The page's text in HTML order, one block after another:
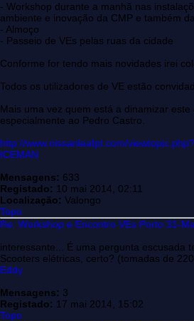
- Workshop durante a manhã nas
ambiente e inovação da CMP e também
- Almoço
- Passeio de VEs pelas ruas da cidade
Conforme for tendo mais novidades irei
Todos os utilizadores de VE estão
Mais uma vez quem está a dinamizar
especialmente ao Pedro Castro.
http://www.nissanleafpt.com/
ICEMAN
Mensagens: 633
Registado: 10 mai 2014, 02:11
Localização: Valongo
Topo
Re: Workshop e Encontro VEs Porto 31-
interessante... É uma pergunta escusada
Scooters elétricas, certo? (tomadas de
Eddy
Mensagens: 3
Registado: 17 mai 2014, 15:02
Topo